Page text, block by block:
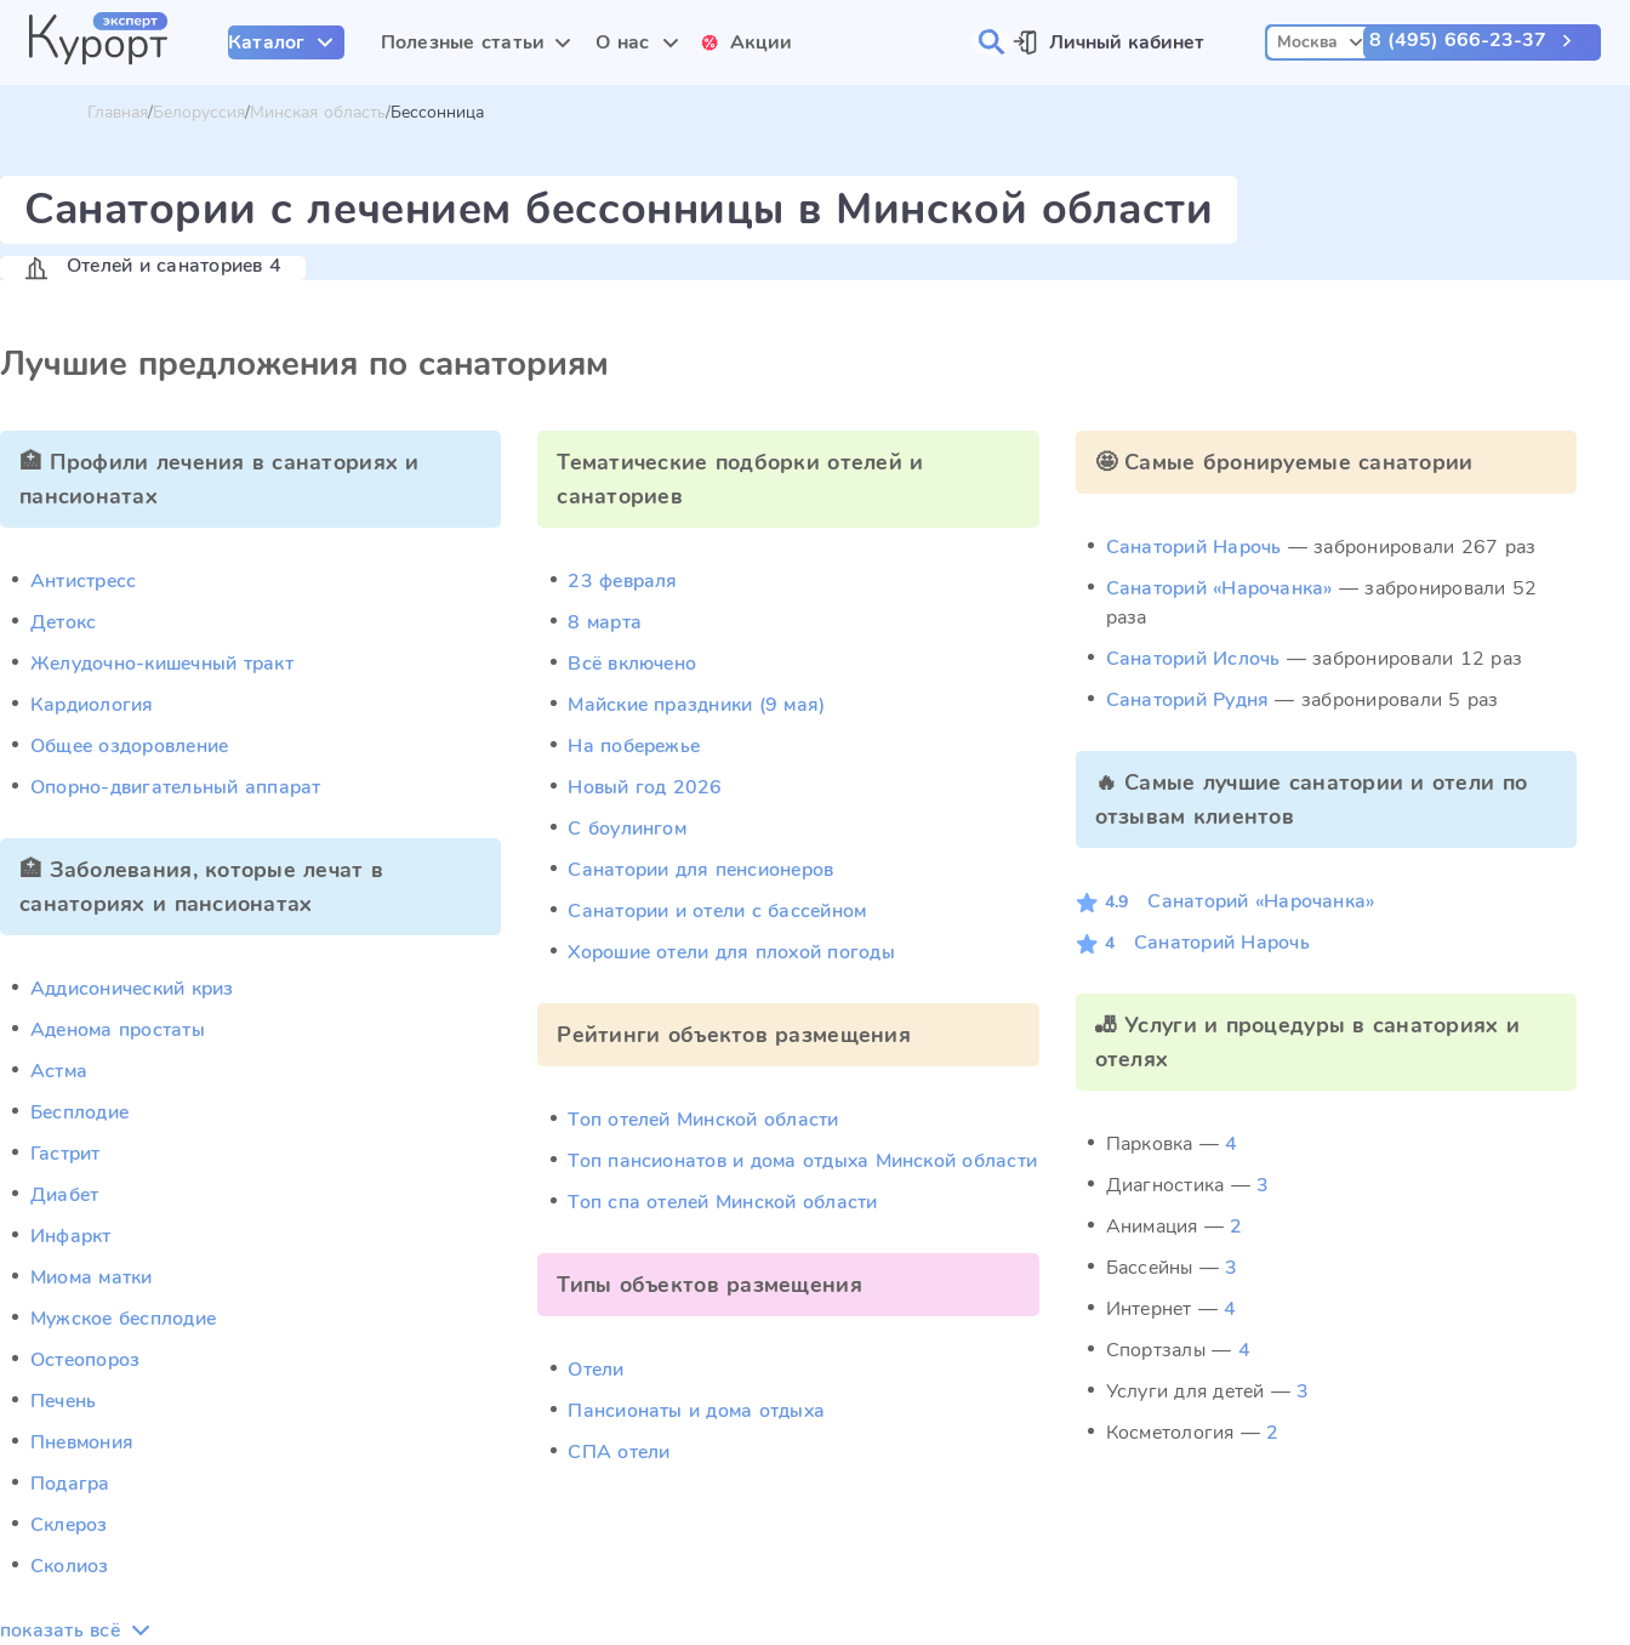
Каталог Полезные статьи О нас Акции Личный кабинет Москва 8 (495) 666-23-37
Главная Белоруссия Минская область Бессонница
Санатории с лечением бессонницы в Минской области
Отелей и санаториев 4
Лучшие предложения по санаториям
🏥 Профили лечения в санаториях и
пансионатах
Антистресс
Детокс
Желудочно-кишечный тракт
Кардиология
Общее оздоровление
Опорно-двигательный аппарат
🏥 Заболевания, которые лечат в
санаториях и пансионатах
Аддисонический криз
Аденома простаты
Астма
Бесплодие
Гастрит
Диабет
Инфаркт
Миома матки
Мужское бесплодие
Остеопороз
Печень
Пневмония
Подагра
Склероз
Сколиоз
показать всё
Тематические подборки отелей и
санаториев
23 февраля
8 марта
Всё включено
Майские праздники (9 мая)
На побережье
Новый год 2026
С боулингом
Санатории для пенсионеров
Санатории и отели с бассейном
Хорошие отели для плохой погоды
Рейтинги объектов размещения
Топ отелей Минской области
Топ пансионатов и дома отдыха Минской области
Топ спа отелей Минской области
Типы объектов размещения
Отели
Пансионаты и дома отдыха
СПА отели
🤩 Самые бронируемые санатории
Санаторий Нарочь — забронировали 267 раз
Санаторий «Нарочанка» — забронировали 52
раза
Санаторий Ислочь — забронировали 12 раз
Санаторий Рудня — забронировали 5 раз
🔥 Самые лучшие санатории и отели по
отзывам клиентов
4.9 Санаторий «Нарочанка»
4 Санаторий Нарочь
🎳 Услуги и процедуры в санаториях и
отелях
Парковка —4
Диагностика — 3
Анимация — 2
Бассейны — 3
Интернет —4
Спортзалы — 4
Услуги для детей — 3
Косметология — 2